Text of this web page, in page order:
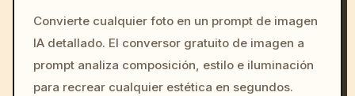
c, cyberpunk sunset, neon
colors, 8k --v 6.0
Convierte cualquier foto en un prompt de imagen
IA detallado. El conversor gratuito de imagen a
prompt analiza composición, estilo e iluminación
para recrear cualquier estética en segundos.